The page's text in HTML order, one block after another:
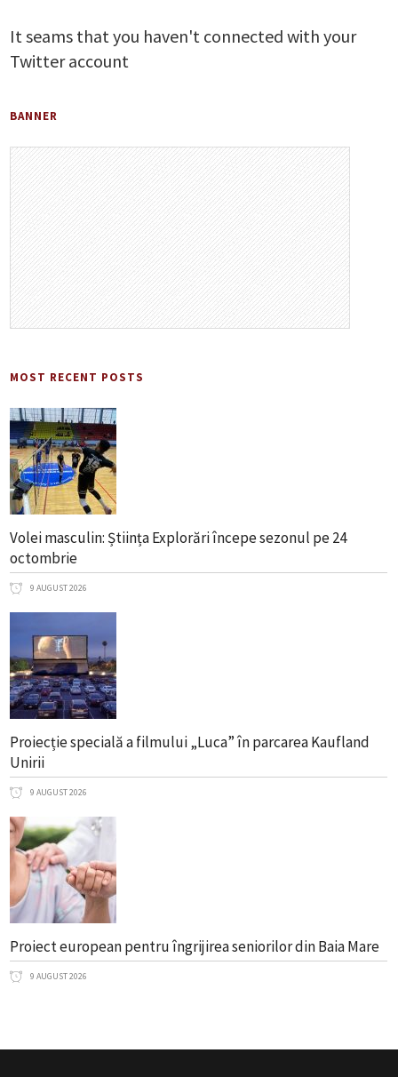
It seams that you haven't connected with your
Twitter account
BANNER
MOST RECENT POSTS
Volei masculin: Știința Explorări începe sezonul pe 24
octombrie
9 AUGUST 2026
Proiecție specială a filmului „Luca” în parcarea Kaufland
Unirii
9 AUGUST 2026
Proiect european pentru îngrijirea seniorilor din Baia Mare
9 AUGUST 2026